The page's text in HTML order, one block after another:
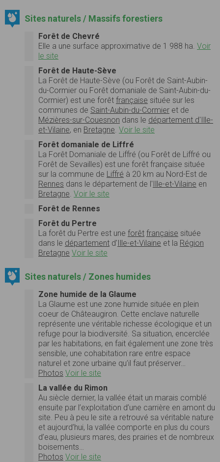
Sites naturels / Massifs forestiers
Forêt de Chevré
Elle a une surface approximative de 1 988 ha. Voir
le site
Forêt de Haute-Sève
La Forêt de Haute-Sève (ou Forêt de Saint-Aubin-
du-Cormier ou Forêt domaniale de Saint-Aubin-du-
Cormier) est une forêt française située sur les
communes de Saint-Aubin-du-Cormier et de
Mézières-sur-Couesnon dans le département d'Ille-
et-Vilaine, en Bretagne Voir le site
Forêt domaniale de Liffré
La Forêt Domaniale de Liffré (ou Forêt de Liffré ou
Forêt de Sevailles) est une forêt française située
sur la commune de Liffré à 20 km au Nord-Est de
Rennes dans le département de l'Ille-et-Vilaine en
Bretagne Voir le site
Forêt de Rennes
Forêt du Pertre
La forêt du Pertre est une forêt française située
dans le département d'Ille-et-Vilaine et la Région
Bretagne Voir le site
Sites naturels / Zones humides
Zone humide de la Glaume
La Glaume est une zone humide située en plein
coeur de Châteaugiron. Cette enclave naturelle
représente une véritable richesse écologique et un
refuge pour la biodiversité. Sa situation, encerclée
par les habitations, en fait également une zone très
sensible, une cohabitation rare entre espace
naturel et zone urbaine qu’il faut préserver…
Photos Voir le site
La vallée du Rimon
Au siècle dernier, la vallée était un marais comblé
ensuite par l’exploitation d’une carrière en amont du
site. Peu à peu le site a retrouvé sa véritable nature
et aujourd’hui, la vallée comporte en plus du cours
d’eau, plusieurs mares, des prairies et de nombreux
boisements…
Photos Voir le site